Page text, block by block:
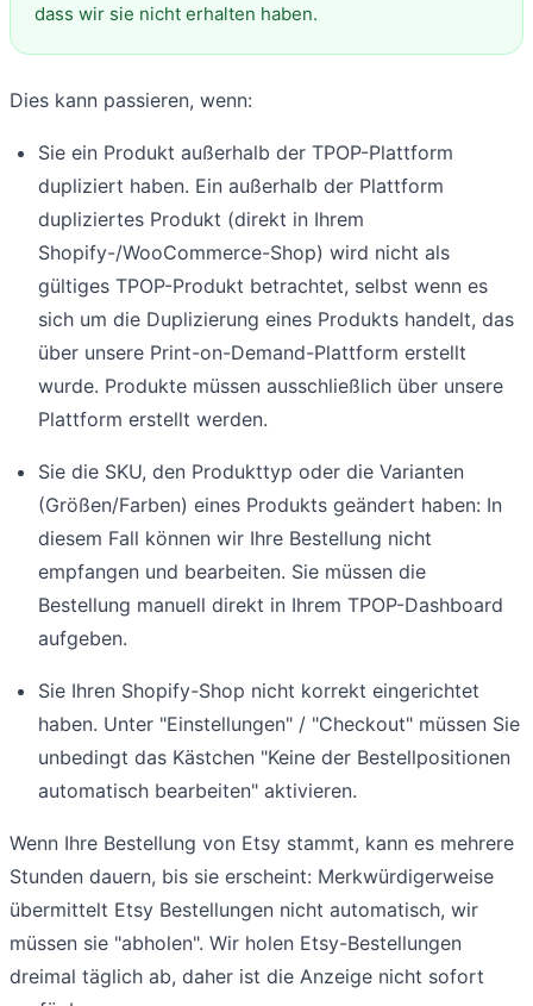
dass wir sie nicht erhalten haben.
Dies kann passieren, wenn:
Sie ein Produkt außerhalb der TPOP-Plattform
dupliziert haben. Ein außerhalb der Plattform
dupliziertes Produkt (direkt in Ihrem
Shopify-/WooCommerce-Shop) wird nicht als
gültiges TPOP-Produkt betrachtet, selbst wenn es
sich um die Duplizierung eines Produkts handelt, das
über unsere Print-on-Demand-Plattform erstellt
wurde. Produkte müssen ausschließlich über unsere
Plattform erstellt werden.
Sie die SKU, den Produkttyp oder die Varianten
(Größen/Farben) eines Produkts geändert haben: In
diesem Fall können wir Ihre Bestellung nicht
empfangen und bearbeiten. Sie müssen die
Bestellung manuell direkt in Ihrem TPOP-Dashboard
aufgeben.
Sie Ihren Shopify-Shop nicht korrekt eingerichtet
haben. Unter "Einstellungen" / "Checkout" müssen Sie
unbedingt das Kästchen "Keine der Bestellpositionen
automatisch bearbeiten" aktivieren.
Wenn Ihre Bestellung von Etsy stammt, kann es mehrere
Stunden dauern, bis sie erscheint: Merkwürdigerweise
übermittelt Etsy Bestellungen nicht automatisch, wir
müssen sie "abholen". Wir holen Etsy-Bestellungen
dreimal täglich ab, daher ist die Anzeige nicht sofort